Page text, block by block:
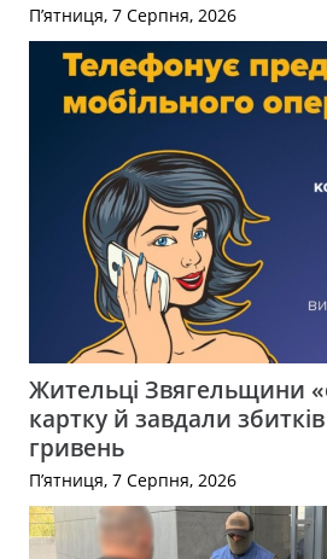
П’ятниця, 7 Серпня, 2026
Жительці Звягельщини
картку й завдали
гривень
П’ятниця, 7 Серпня, 2026